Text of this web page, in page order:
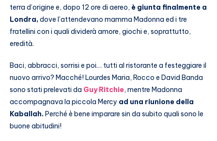
terra d’origine e, dopo 12 ore di aereo, è giunta finalmente a
Londra,dove l’attendevano mamma Madonna ed i tre
fratellini con i quali dividerà amore, giochi e, soprattutto,
eredità.
Baci, abbracci, sorrisi e poi… tutti al ristorante a festeggiare il
nuovo arrivo? Macché! Lourdes Maria, Rocco e David Banda
sono stati prelevati da Guy Ritchie, mentre Madonna
accompagnava la piccola Mercy ad una riunione della
Kaballah. Perché è bene imparare sin da subito quali sono le
buone abitudini!